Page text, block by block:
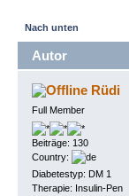
Nach unten
Autor
Rüdi
Full Member
Beiträge: 130
Country:
Diabetestyp: DM 1
Therapie: Insulin-Pen